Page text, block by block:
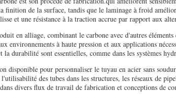
de la surface, tandis que le laminage à froid
et une résistance à la traction accrue par rapport aux
en alliage, combinant le carbone avec d'autres
environnements à haute pression et aux applications
durabilité sont essentielles, comme dans les systèmes
disponible pour personnaliser le tuyau en acier sans
des tubes dans les structures, les réseaux de
divers flux de travail de fabrication et conceptions de